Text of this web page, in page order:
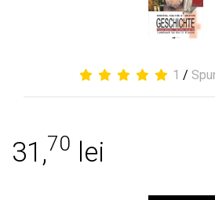
1 /
31,70 lei